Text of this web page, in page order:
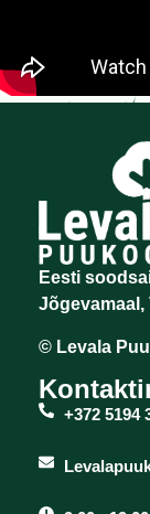
Eesti
Jõgevamaal,
© Levala
+372 5194